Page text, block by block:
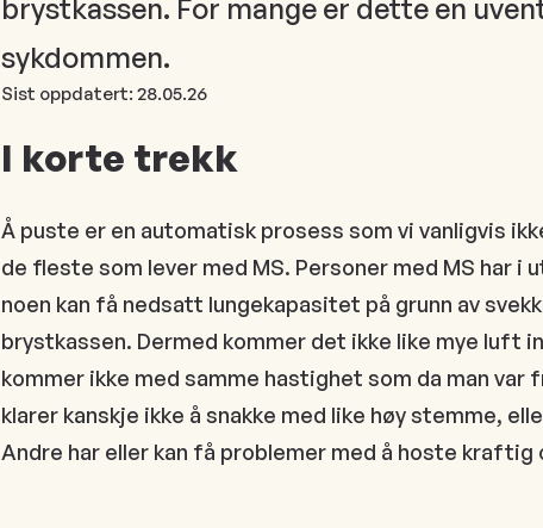
brystkassen. For mange er dette en
sykdommen.
Sist oppdatert: 28.05.26
I korte trekk
Å puste er en automatisk prosess som vi vanligvis
de fleste som lever med MS. Personer med MS har
noen kan få nedsatt lungekapasitet på grunn av
brystkassen. Dermed kommer det ikke like mye luft
kommer ikke med samme hastighet som da man
klarer kanskje ikke å snakke med like høy stemme,
Andre har eller kan få problemer med å hoste